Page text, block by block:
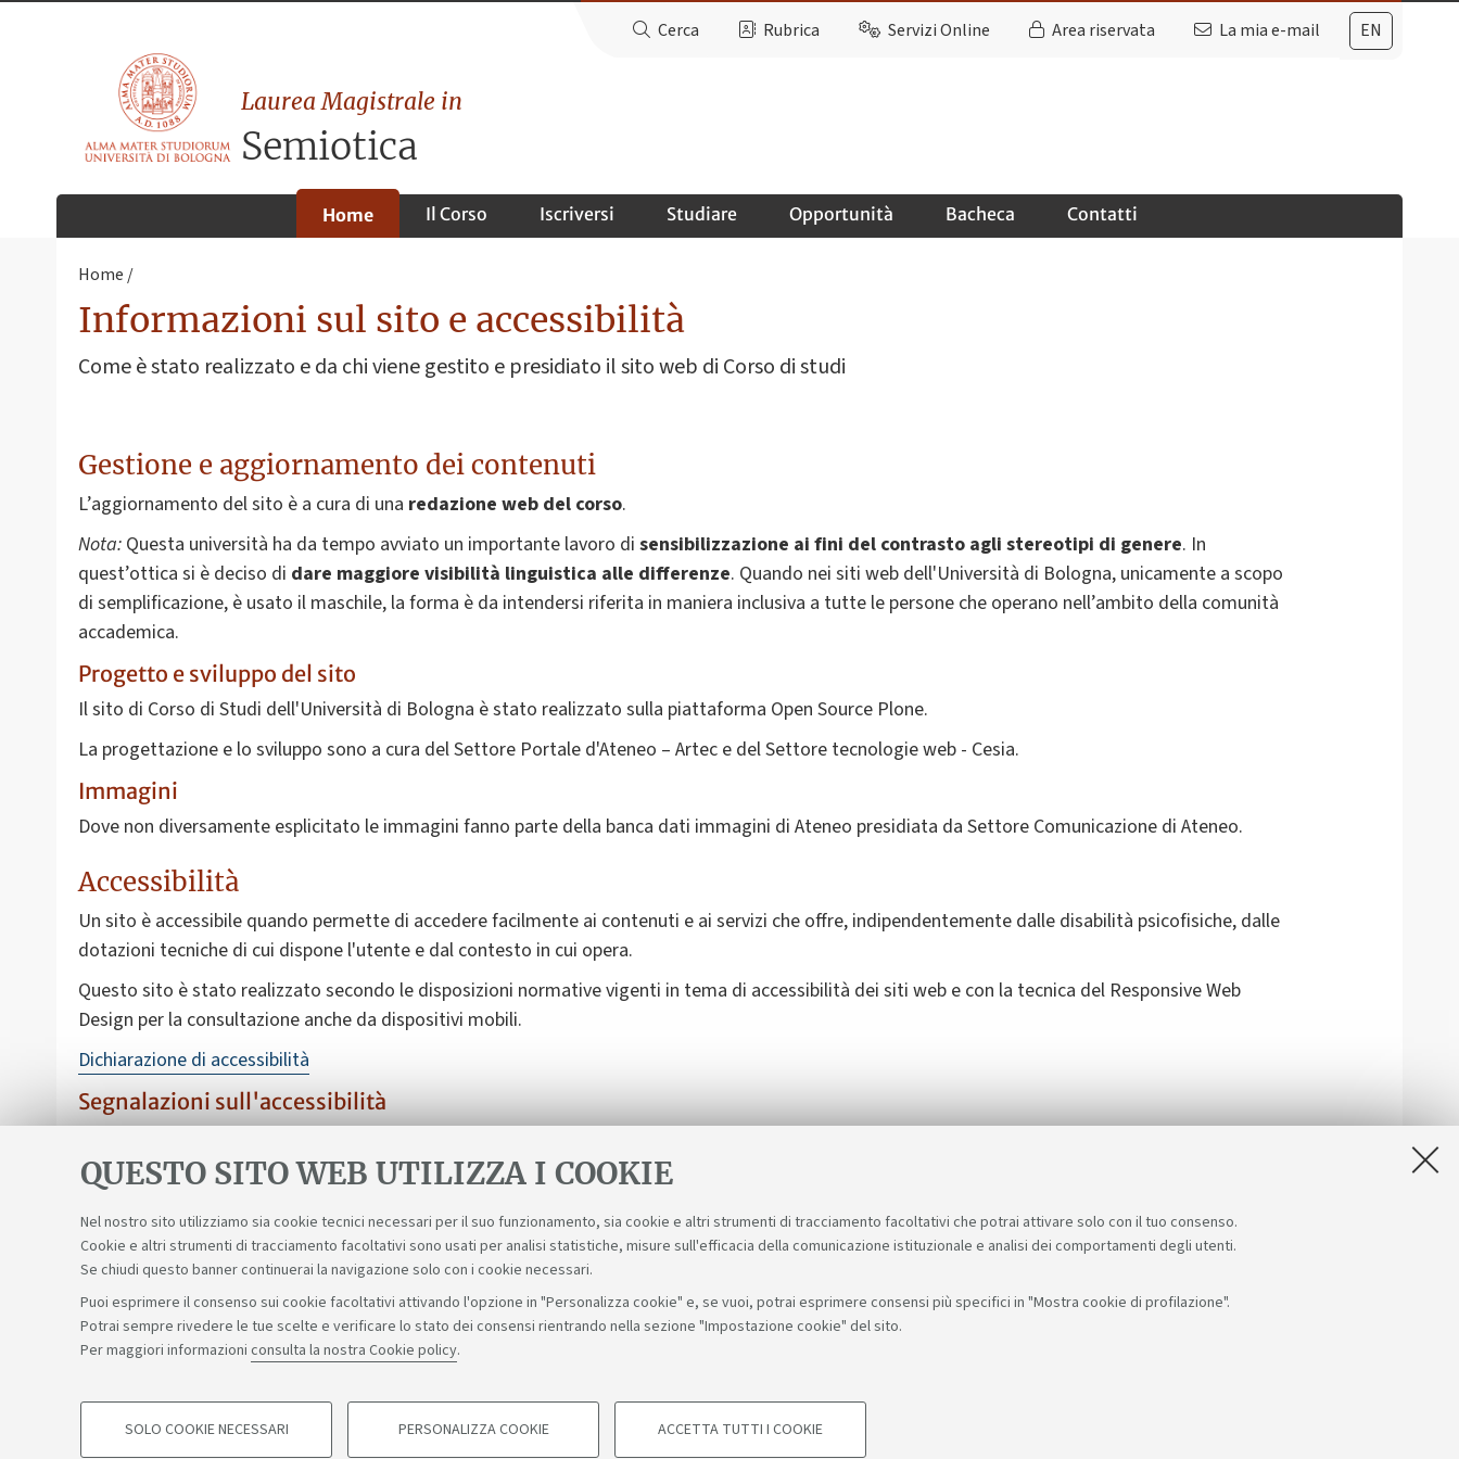
QUESTO SITO WEB UTILIZZA I COOKIE
Nel nostro sito utilizziamo sia cookie tecnici necessari per il suo funzionamento, sia cookie e altri strumenti di tracciamento facoltativi che potrai attivare solo con il tuo consenso.
Cookie e altri strumenti di tracciamento facoltativi sono usati per analisi statistiche, misure sull'efficacia della comunicazione istituzionale e analisi dei comportamenti degli utenti.
Se chiudi questo banner continuerai la navigazione solo con i cookie necessari.
Puoi esprimere il consenso sui cookie facoltativi attivando l'opzione in "Personalizza cookie" e, se vuoi, potrai esprimere consensi più specifici in "Mostra cookie di profilazione".
Potrai sempre rivedere le tue scelte e verificare lo stato dei consensi rientrando nella sezione "Impostazione cookie" del sito.
Per maggiori informazioni consulta la nostra Cookie policy.
COOKIE DI PROFILAZIONE - FACOLTATIVI COOKIE TECNICI - NECESSARI
SOLO COOKIE NECESSARI PERSONALIZZA COOKIE ACCETTA TUTTI I COOKIE
EN
Cerca Rubrica Servizi Online Area riservata La mia e-mail
Laurea Magistrale in
Semiotica
Home Il Corso Iscriversi Studiare Opportunità Bacheca Contatti
Home
Informazioni sul sito e accessibilità
Come è stato realizzato e da chi viene gestito e presidiato il sito web di Corso di studi
Gestione e aggiornamento dei contenuti
L’aggiornamento del sito è a cura di una redazione web del corso.
Nota: Questa università ha da tempo avviato un importante lavoro di sensibilizzazione ai fini del contrasto agli stereotipi di genere. In
quest’ottica si è deciso di dare maggiore visibilità linguistica alle differenze. Quando nei siti web dell'Università di Bologna, unicamente a scopo
di semplificazione, è usato il maschile, la forma è da intendersi riferita in maniera inclusiva a tutte le persone che operano nell’ambito della comunità
accademica.
Progetto e sviluppo del sito
Il sito di Corso di Studi dell'Università di Bologna è stato realizzato sulla piattaforma Open Source Plone.
La progettazione e lo sviluppo sono a cura del Settore Portale d'Ateneo – Artec e del Settore tecnologie web - Cesia.
Immagini
Dove non diversamente esplicitato le immagini fanno parte della banca dati immagini di Ateneo presidiata da Settore Comunicazione di Ateneo.
Accessibilità
Un sito è accessibile quando permette di accedere facilmente ai contenuti e ai servizi che offre, indipendentemente dalle disabilità psicofisiche, dalle
dotazioni tecniche di cui dispone l'utente e dal contesto in cui opera.
Questo sito è stato realizzato secondo le disposizioni normative vigenti in tema di accessibilità dei siti web e con la tecnica del Responsive Web
Design per la consultazione anche da dispositivi mobili.
Dichiarazione di accessibilità
Segnalazioni sull'accessibilità
nell'accesso alle informazioni e ai servizi scrivendo a accessibile@unibo.it.
Sosteniamo il diritto alla conoscenza
©Copyright 2026 - ALMA MATER STUDIORUM - Università di Bologna - Via Zamboni, 33 - 40126 Bologna - PI: 01131710376 - CF: 80007010376
Privacy Note legali Informazioni sul sito e accessibilità Impostazioni cookie